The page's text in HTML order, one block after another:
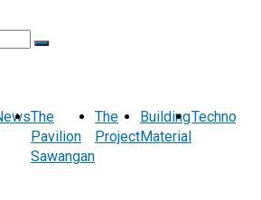
The
Pavilion
Sawangan
The
Project
Building
Material